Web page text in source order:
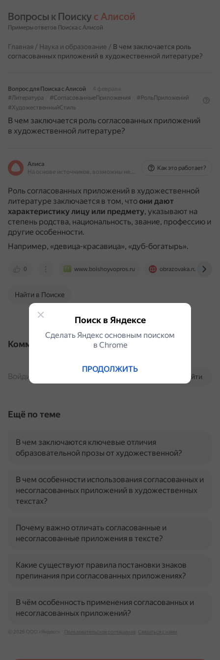
Вопросы к Поиску с Алисой
Примеры ответов Поиска с Алисой
Главная / Наука и образование / В чем заключается роль
согласованных приложений в художественной литературе?
Вопрос для Поиска с Алисой
4 февраля
#Литература
#СогласованныеПриложения
#РольПриложений
#ХудожественныйСтиль
В чем заключается роль согласованных приложений
в художественной литературе?
Алиса
На основе источников, возможны неточности
Как это работает?
Роль согласованных приложений в художественной
литературе заключается в том, чтоони дают
характеристику лицу или предмету, указывают на
степень родства, национальность, звание, профессию и
другие особенности.
Например, «девица-красавица», «дуб-богатырь».
0 www.bolshoyvopros.ru obrazovaka.ru
Найти в Поиске
Комментарии
Войти
Войдите, чтобы комментировать
Ещё по теме
В чем заключаются ключевые отличия
образовательной прозы от художественной?
В чем особенности использования согласованных и
несогласованных приложений в художественных
текстах?
Почему важно отличать согласованные и
несогласованные приложения в тексте?
Какие существуют правила постановки знаков
препинания при согласованных приложениях?
В чём особенность применения согласованных и
несогласованных приложений?
© 2026 ООО «Яндекс» Пользовательское соглашение Связаться с нами
Поиск в Яндексе
Сделать Яндекс основным поиском
в Сhrome
ПРОДОЛЖИТЬ